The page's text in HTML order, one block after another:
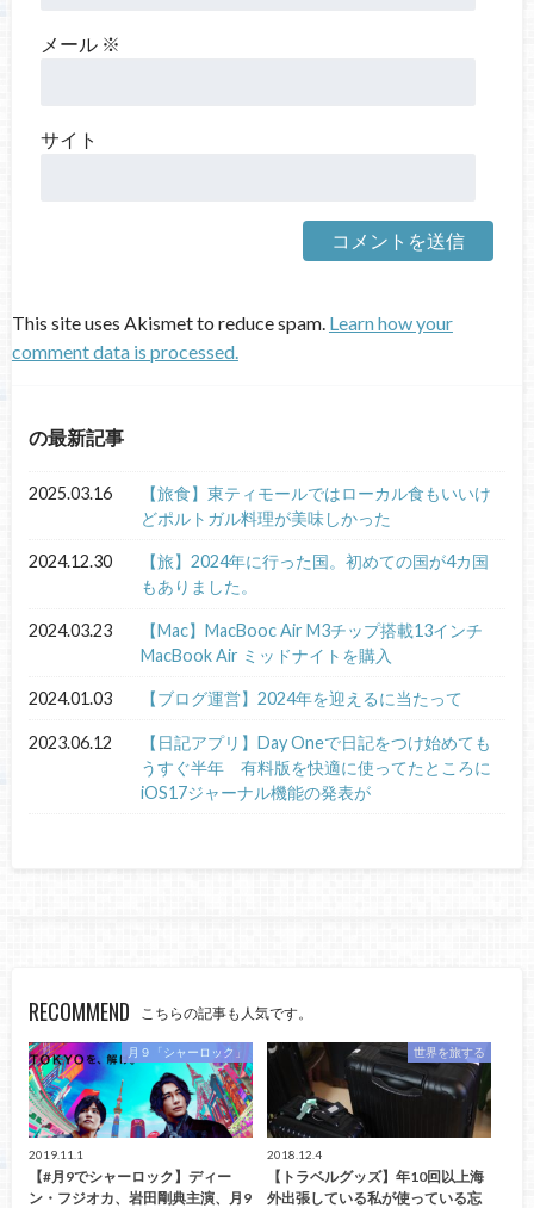
メール ※
サイト
This site uses Akismet to reduce spam. Learn how your
comment data is processed.
の最新記事
2025.03.16
【旅食】東ティモールではローカル食もいいけ
どポルトガル料理が美味しかった
2024.12.30
【旅】2024年に行った国。初めての国が4カ国
もありました。
2024.03.23
【Mac】MacBooc Air M3チップ搭載13インチ
MacBook Air ミッドナイトを購入
2024.01.03 【ブログ運営】2024年を迎えるに当たって
2023.06.12
【日記アプリ】Day Oneで日記をつけ始めても
うすぐ半年 有料版を快適に使ってたところに
iOS17ジャーナル機能の発表が
RECOMMEND こちらの記事も人気です。
月９「シャーロック」
2019.11.1
【#月9でシャーロック】ディー
ン・フジオカ、岩田剛典主演、月9
世界を旅する
2018.12.4
【トラベルグッズ】年10回以上海
外出張している私が使っている忘